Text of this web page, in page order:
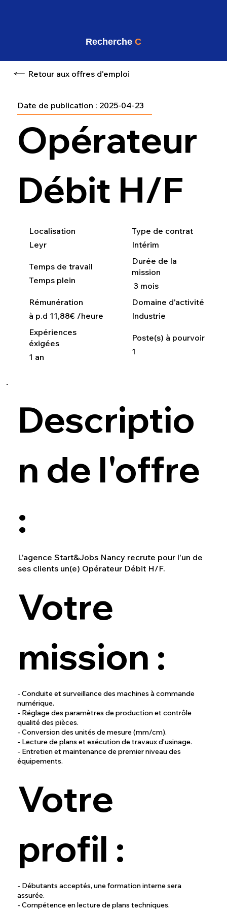
Retour aux offres d'emploi
Opérateur
Débit H/F
2025-04-23
Date de publication :
Rémunération
à p.d 11,88€ /heure
Domaine d'activité
Industrie
Expériences
éxigées
1 an
Poste(s) à pourvoir
1
Localisation
Leyr
Type de contrat
Intérim
Temps de travail
Temps plein
Durée de la
mission
3 mois
Descriptio
n de l'offre
:
L'agence Start&Jobs Nancy recrute pour l'un de
ses clients un(e) Opérateur Débit H/F.
Votre
mission :
- Conduite et surveillance des machines à commande
numérique.
- Réglage des paramètres de production et contrôle
qualité des pièces.
- Conversion des unités de mesure (mm/cm).
- Lecture de plans et exécution de travaux d'usinage.
- Entretien et maintenance de premier niveau des
équipements.
Votre
profil :
- Débutants acceptés, une formation interne sera
assurée.
- Compétence en lecture de plans techniques.
Recherche C